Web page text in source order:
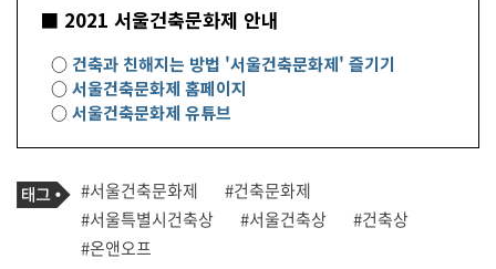
■ 2021 서울건축문화제 안내
○ 건축과 친해지는 방법 '서울건축문화제' 즐기기
○서울건축문화제 홈페이지
○서울건축문화제 유튜브
기
사
관
련
태
태
그
#서울건축문화제
#건축문화제
#서울특별시건축상
#서울건축상
#건축상
#온앤오프